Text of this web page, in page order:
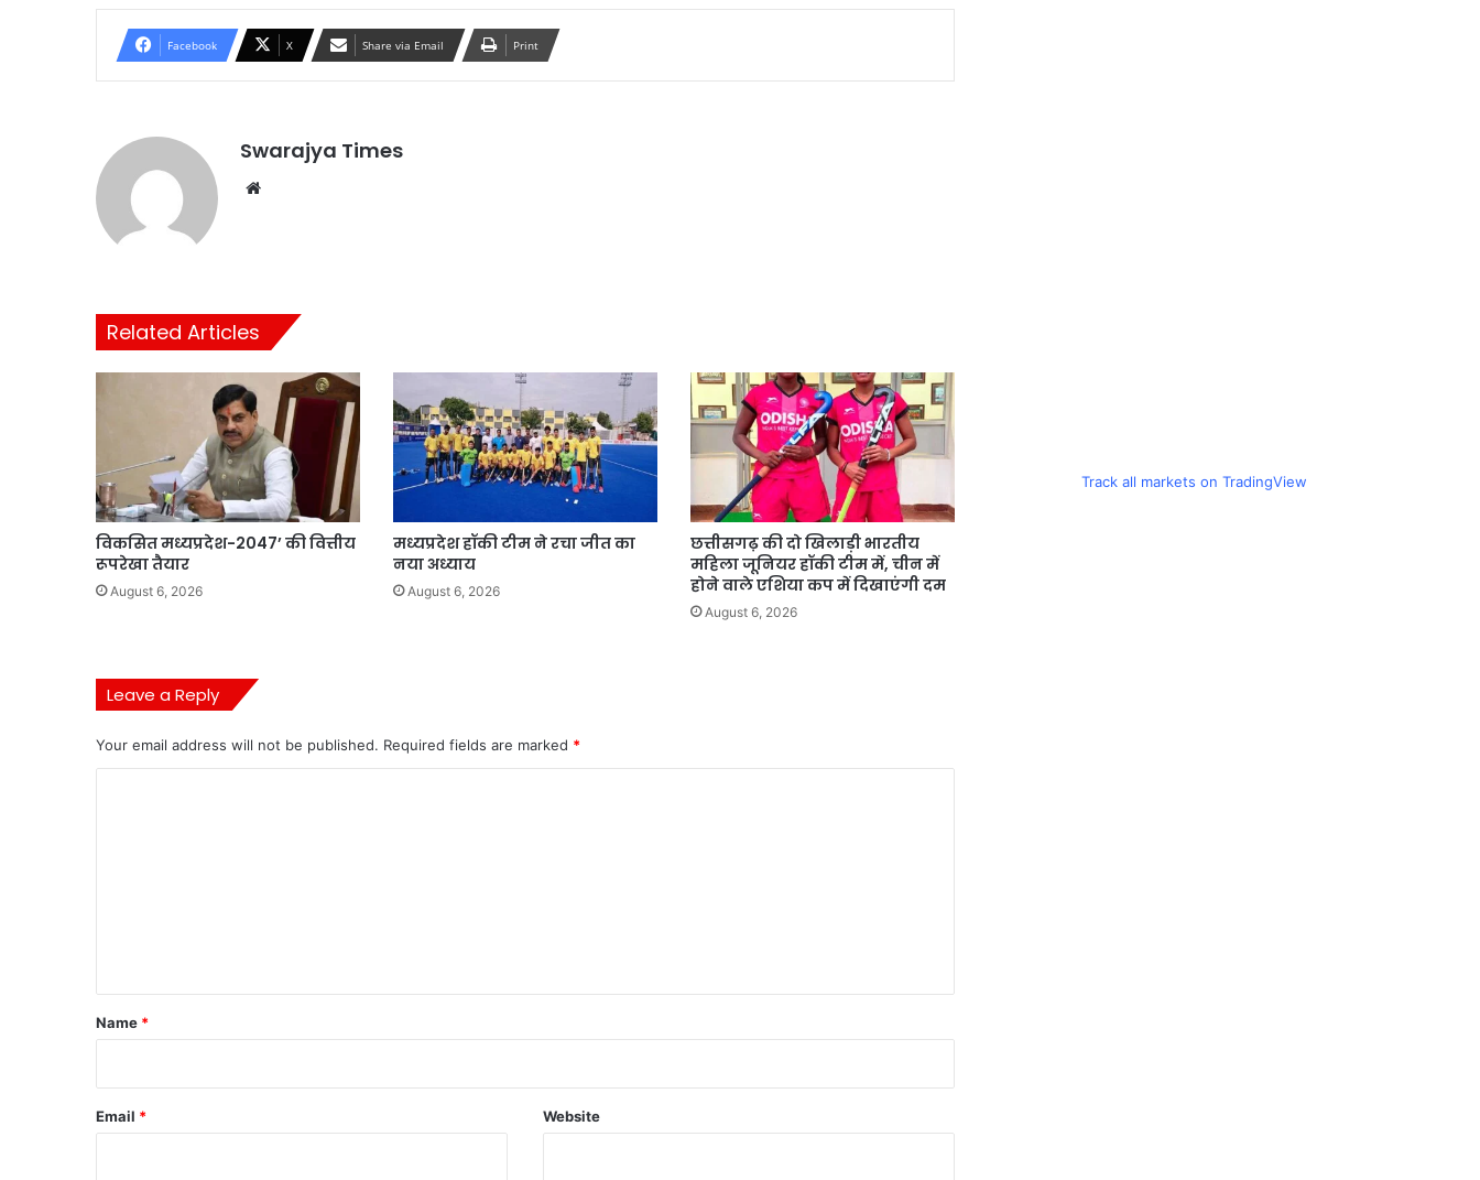
Facebook X Share via Email Print
Swarajya Times
Related Articles
विकसित मध्यप्रदेश-2047’ की वित्तीय
रूपरेखा तैयार
August 6, 2026
मध्यप्रदेश हॉकी टीम ने रचा जीत का
नया अध्याय
August 6, 2026
छत्तीसगढ़ की दो खिलाड़ी भारतीय
महिला जूनियर हॉकी टीम में, चीन में
होने वाले एशिया कप में दिखाएंगी दम
August 6, 2026
Leave a Reply
Your email address will not be published. Required fields are marked *
*
Name *
Email * Website
Track all markets on TradingView